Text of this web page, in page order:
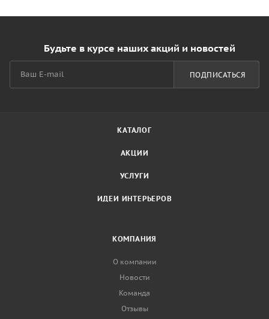
Будьте в курсе наших акций и новостей
ПОДПИСАТЬСЯ
КАТАЛОГ
АКЦИИ
УСЛУГИ
ИДЕИ ИНТЕРЬЕРОВ
КОМПАНИЯ
О компании
Новости
Команда
Отзывы